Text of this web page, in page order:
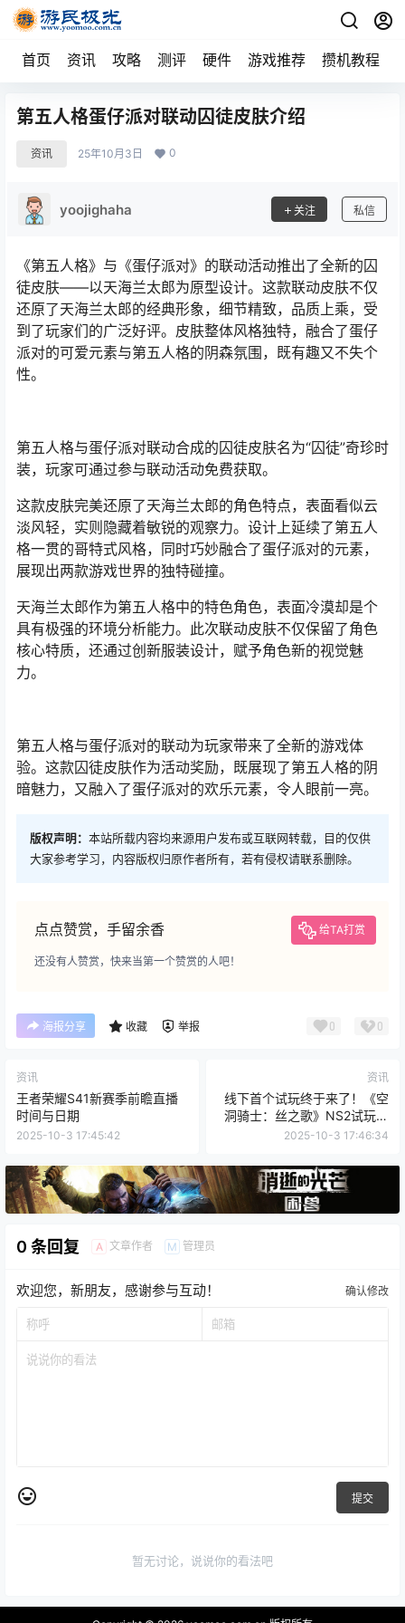
首页 资讯 攻略 测评 硬件 游戏推荐 攒机教程
第五人格蛋仔派对联动囚徒皮肤介绍
资讯 25年10月3日 0
yoojighaha 关注 私信
《第五人格》与《蛋仔派对》的联动活动推出了全新的囚
徒皮肤——以天海兰太郎为原型设计。这款联动皮肤不仅
还原了天海兰太郎的经典形象，细节精致，品质上乘，受
到了玩家们的广泛好评。皮肤整体风格独特，融合了蛋仔
派对的可爱元素与第五人格的阴森氛围，既有趣又不失个
性。
第五人格与蛋仔派对联动合成的囚徒皮肤名为“囚徒”奇珍时
装，玩家可通过参与联动活动免费获取。
这款皮肤完美还原了天海兰太郎的角色特点，表面看似云
淡风轻，实则隐藏着敏锐的观察力。设计上延续了第五人
格一贯的哥特式风格，同时巧妙融合了蛋仔派对的元素，
展现出两款游戏世界的独特碰撞。
天海兰太郎作为第五人格中的特色角色，表面冷漠却是个
具有极强的环境分析能力。此次联动皮肤不仅保留了角色
核心特质，还通过创新服装设计，赋予角色新的视觉魅
力。
第五人格与蛋仔派对的联动为玩家带来了全新的游戏体
验。这款囚徒皮肤作为活动奖励，既展现了第五人格的阴
暗魅力，又融入了蛋仔派对的欢乐元素，令人眼前一亮。
版权声明： 本站所载内容均来源用户发布或互联网转载，目的仅供
大家参考学习，内容版权归原作者所有，若有侵权请联系删除。
点点赞赏，手留余香 给TA打赏
还没有人赞赏，快来当第一个赞赏的人吧！
海报分享 收藏 举报 0 0
资讯
王者荣耀S41新赛季前瞻直播
时间与日期
2025-10-3 17:45:42
资讯
线下首个试玩终于来了！《空
洞骑士：丝之歌》NS2试玩版
将在科隆游戏展首次开启！
2025-10-3 17:46:34
0 条回复 A 文章作者 M 管理员
欢迎您，新朋友，感谢参与互动！ 确认修改
提交
暂无讨论，说说你的看法吧